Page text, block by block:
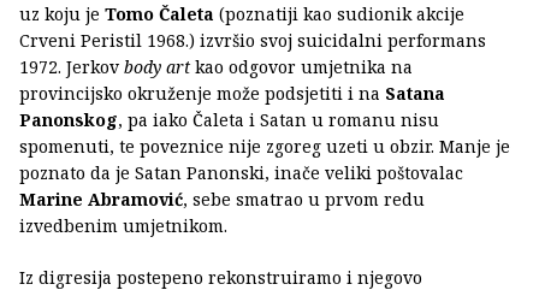
uz koju je Tomo Čaleta (poznatiji kao sudionik akcije
Crveni Peristil 1968.) izvršio svoj suicidalni performans
1972. Jerkov body art kao odgovor umjetnika na
provincijsko okruženje može podsjetiti i na Satana
Panonskog, pa iako Čaleta i Satan u romanu nisu
spomenuti, te poveznice nije zgoreg uzeti u obzir. Manje je
poznato da je Satan Panonski, inače veliki poštovalac
Marine Abramović, sebe smatrao u prvom redu
izvedbenim umjetnikom.
Iz digresija postepeno rekonstruiramo i njegovo